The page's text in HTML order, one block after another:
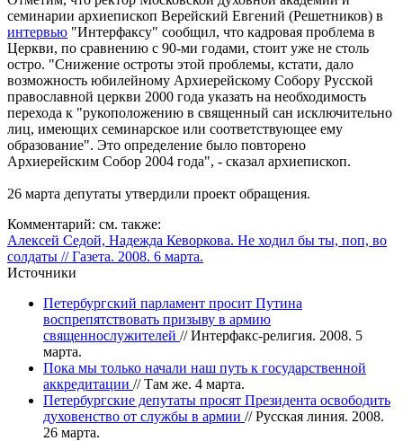
семинарии архиепископ Верейский Евгений (Решетников) в
интервью "Интерфаксу" сообщил, что кадровая проблема в
Церкви, по сравнению с 90-ми годами, стоит уже не столь
остро. "Снижение остроты этой проблемы, кстати, дало
возможность юбилейному Архиерейскому Собору Русской
православной церкви 2000 года указать на необходимость
перехода к "рукоположению в священный сан исключительно
лиц, имеющих семинарское или соответствующее ему
образование". Это определение было повторено
Архиерейским Собор 2004 года", - сказал архиепископ.
26 марта депутаты утвердили проект обращения.
Комментарий: см. также:
Алексей Седой, Надежда Кеворкова. Не ходил бы ты, поп, во
солдаты // Газета. 2008. 6 марта.
Источники
Петербургский парламент просит Путина
воспрепятствовать призыву в армию
священнослужителей // Интерфакс-религия. 2008. 5
марта.
Пока мы только начали наш путь к государственной
аккредитации // Там же. 4 марта.
Петербургские депутаты просят Президента освободить
духовенство от службы в армии // Русская линия. 2008.
26 марта.